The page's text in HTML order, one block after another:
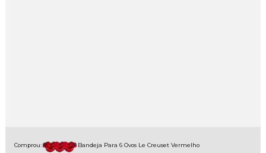
Comprou: Bandeja Para 6 Ovos Le Creuset Vermelho